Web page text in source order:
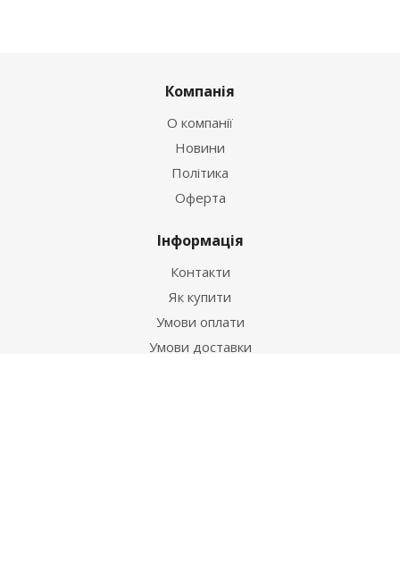
Компанія
О компанії
Новини
Політика
Оферта
Інформація
Контакти
Як купити
Умови оплати
Умови доставки